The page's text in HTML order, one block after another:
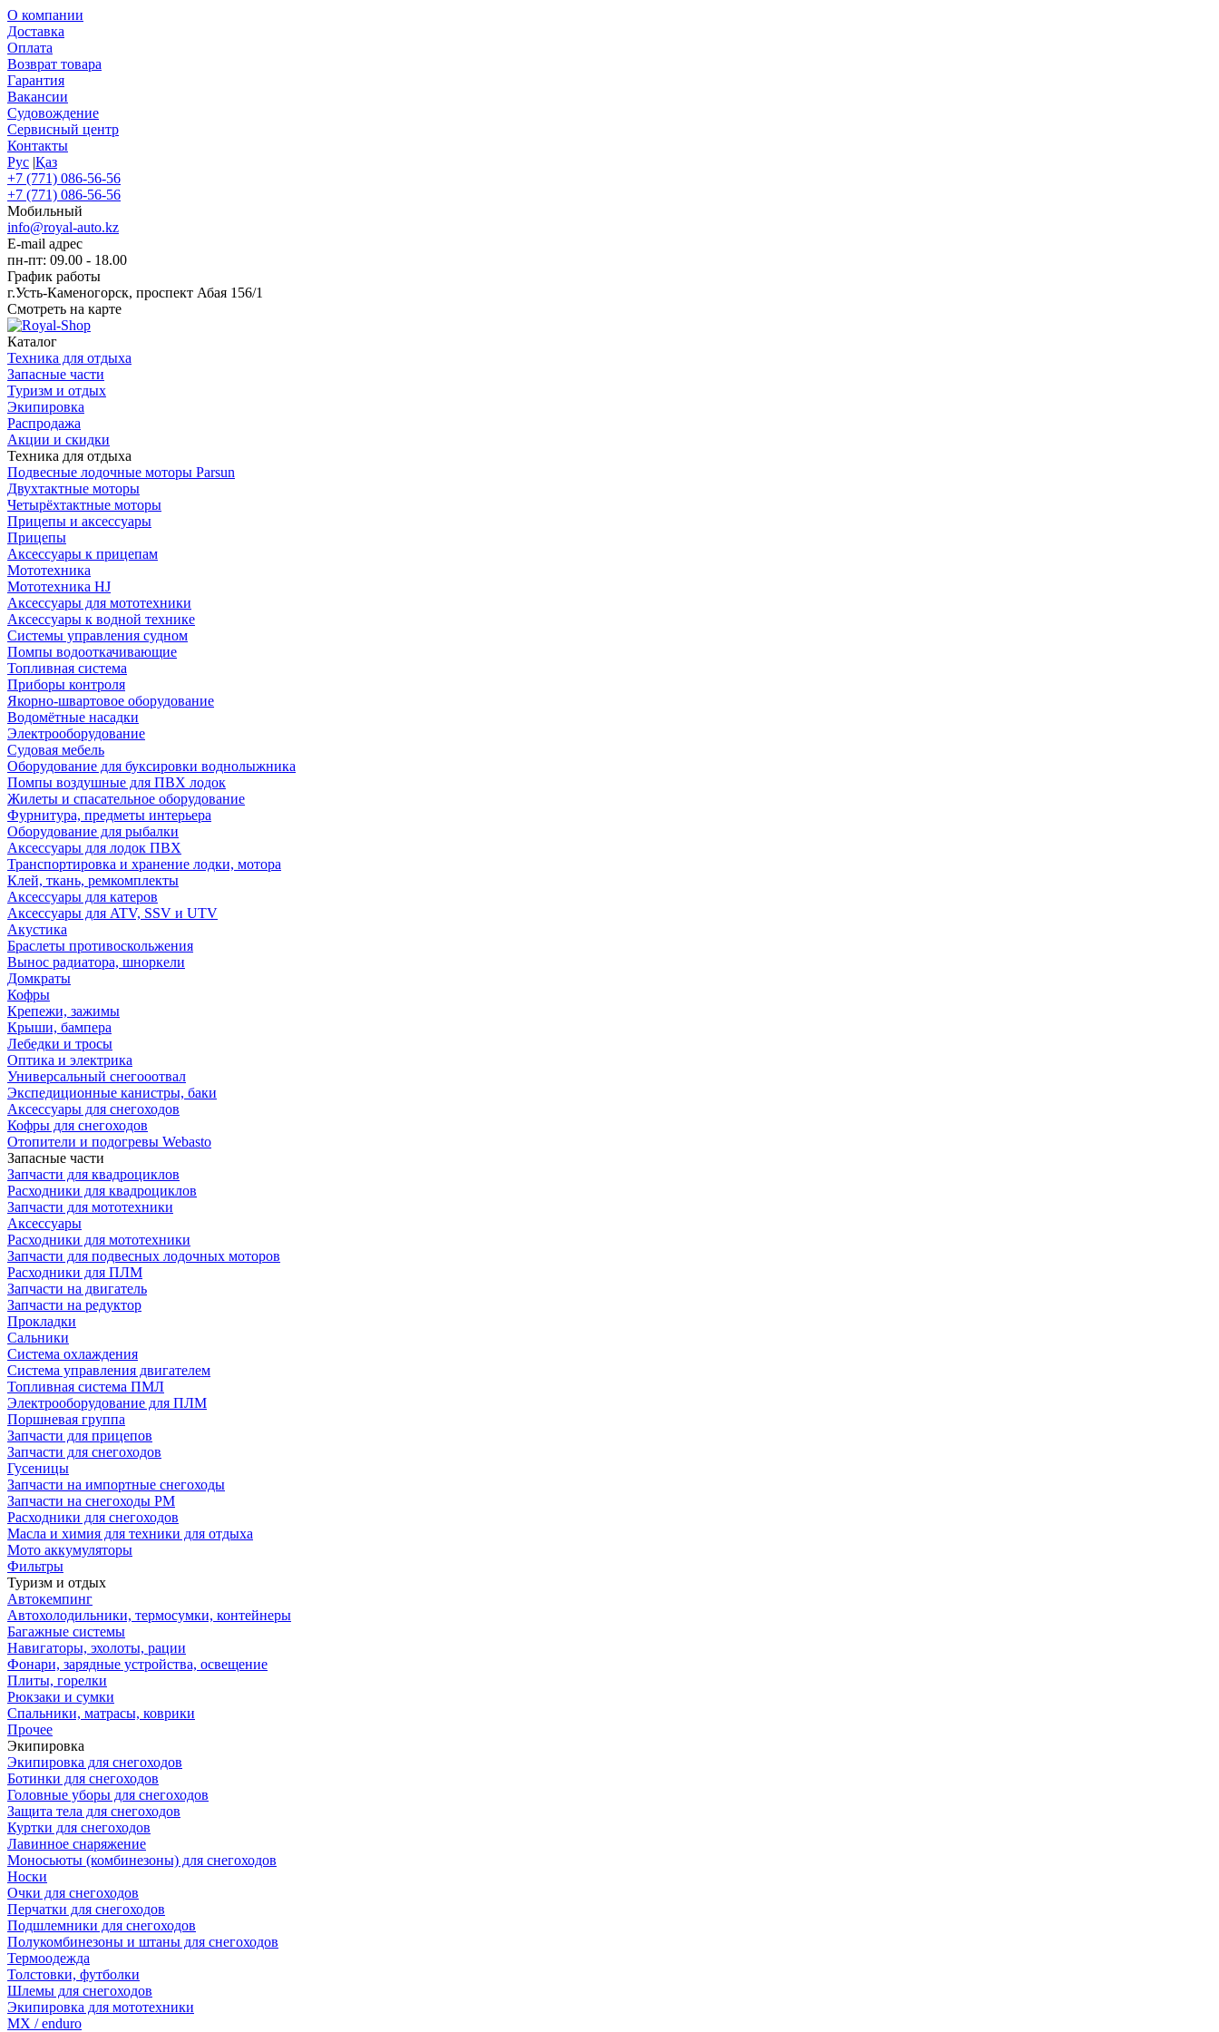
О компании
Доставка
Оплата
Возврат товара
Гарантия
Вакансии
Судовождение
Сервисный центр
Контакты
Рус |Қаз
+7 (771) 086-56-56
+7 (771) 086-56-56
Мобильный
info@royal-auto.kz
E-mail адрес
пн-пт: 09.00 - 18.00
График работы
г.Усть-Каменогорск, проспект Абая 156/1
Смотреть на карте
Каталог
Техника для отдыха
Запасные части
Туризм и отдых
Экипировка
Распродажа
Акции и скидки
Техника для отдыха
Подвесные лодочные моторы Parsun
Двухтактные моторы
Четырёхтактные моторы
Прицепы и аксессуары
Прицепы
Аксессуары к прицепам
Мототехника
Мототехника HJ
Аксессуары для мототехники
Аксессуары к водной технике
Системы управления судном
Помпы водооткачивающие
Топливная система
Приборы контроля
Якорно-швартовое оборудование
Водомётные насадки
Электрооборудование
Судовая мебель
Оборудование для буксировки воднолыжника
Помпы воздушные для ПВХ лодок
Жилеты и спасательное оборудование
Фурнитура, предметы интерьера
Оборудование для рыбалки
Аксессуары для лодок ПВХ
Транспортировка и хранение лодки, мотора
Клей, ткань, ремкомплекты
Аксессуары для катеров
Аксессуары для ATV, SSV и UTV
Акустика
Браслеты противоскольжения
Вынос радиатора, шноркели
Домкраты
Кофры
Крепежи, зажимы
Крыши, бампера
Лебедки и тросы
Оптика и электрика
Универсальный снегооотвал
Экспедиционные канистры, баки
Аксессуары для снегоходов
Кофры для снегоходов
Отопители и подогревы Webasto
Запасные части
Запчасти для квадроциклов
Расходники для квадроциклов
Запчасти для мототехники
Аксессуары
Расходники для мототехники
Запчасти для подвесных лодочных моторов
Расходники для ПЛМ
Запчасти на двигатель
Запчасти на редуктор
Прокладки
Сальники
Система охлаждения
Система управления двигателем
Топливная система ПМЛ
Электрооборудование для ПЛМ
Поршневая группа
Запчасти для прицепов
Запчасти для снегоходов
Гусеницы
Запчасти на импортные снегоходы
Запчасти на снегоходы РМ
Расходники для снегоходов
Масла и химия для техники для отдыха
Мото аккумуляторы
Фильтры
Туризм и отдых
Автокемпинг
Автохолодильники, термосумки, контейнеры
Багажные системы
Навигаторы, эхолоты, рации
Фонари, зарядные устройства, освещение
Плиты, горелки
Рюкзаки и сумки
Спальники, матрасы, коврики
Прочее
Экипировка
Экипировка для снегоходов
Ботинки для снегоходов
Головные уборы для снегоходов
Защита тела для снегоходов
Куртки для снегоходов
Лавинное снаряжение
Моносьюты (комбинезоны) для снегоходов
Носки
Очки для снегоходов
Перчатки для снегоходов
Подшлемники для снегоходов
Полукомбинезоны и штаны для снегоходов
Термоодежда
Толстовки, футболки
Шлемы для снегоходов
Экипировка для мототехники
MX / enduro